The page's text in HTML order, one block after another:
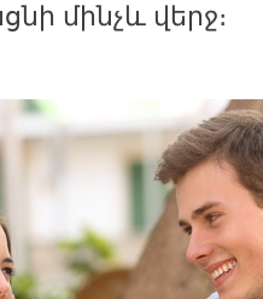
մինչև վերջ։